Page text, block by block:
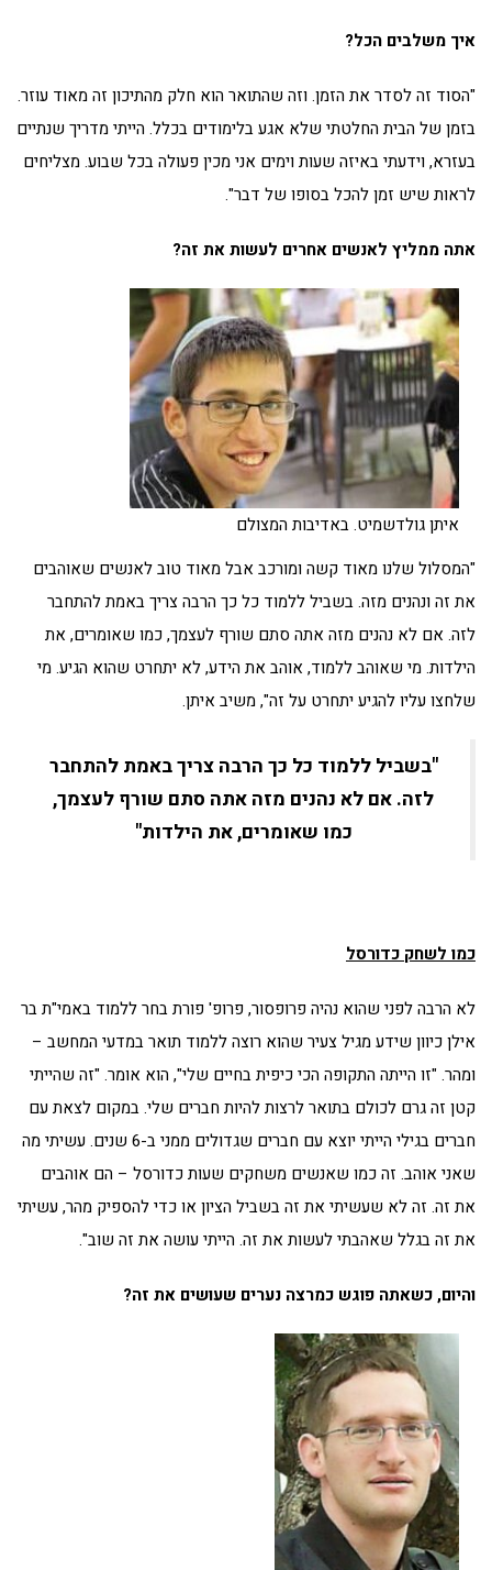
איך משלבים הכל?
"הסוד זה לסדר את הזמן. וזה שהתואר הוא חלק מהתיכון זה מאוד עוזר.
בזמן של הבית החלטתי שלא אגע בלימודים בכלל. הייתי מדריך שנתיים
בעזרא, וידעתי באיזה שעות וימים אני מכין פעולה בכל שבוע. מצליחים
לראות שיש זמן להכל בסופו של דבר".
אתה ממליץ לאנשים אחרים לעשות את זה?
איתן גולדשמיט. באדיבות המצולם
"המסלול שלנו מאוד קשה ומורכב אבל מאוד טוב לאנשים שאוהבים
את זה ונהנים מזה. בשביל ללמוד כל כך הרבה צריך באמת להתחבר
לזה. אם לא נהנים מזה אתה סתם שורף לעצמך, כמו שאומרים, את
הילדות. מי שאוהב ללמוד, אוהב את הידע, לא יתחרט שהוא הגיע. מי
שלחצו עליו להגיע יתחרט על זה", משיב איתן.
"בשביל ללמוד כל כך הרבה צריך באמת להתחבר
לזה. אם לא נהנים מזה אתה סתם שורף לעצמך,
כמו שאומרים, את הילדות"
כמו לשחק כדורסל
לא הרבה לפני שהוא נהיה פרופסור, פרופ' פורת בחר ללמוד באמי"ת בר
אילן כיוון שידע מגיל צעיר שהוא רוצה ללמוד תואר במדעי המחשב –
ומהר. "זו הייתה התקופה הכי כיפית בחיים שלי", הוא אומר. "זה שהייתי
קטן זה גרם לכולם בתואר לרצות להיות חברים שלי. במקום לצאת עם
חברים בגילי הייתי יוצא עם חברים שגדולים ממני ב-6 שנים. עשיתי מה
שאני אוהב. זה כמו שאנשים משחקים שעות כדורסל – הם אוהבים
את זה. זה לא שעשיתי את זה בשביל הציון או כדי להספיק מהר, עשיתי
את זה בגלל שאהבתי לעשות את זה. הייתי עושה את זה שוב".
והיום, כשאתה פוגש כמרצה נערים שעושים את זה?